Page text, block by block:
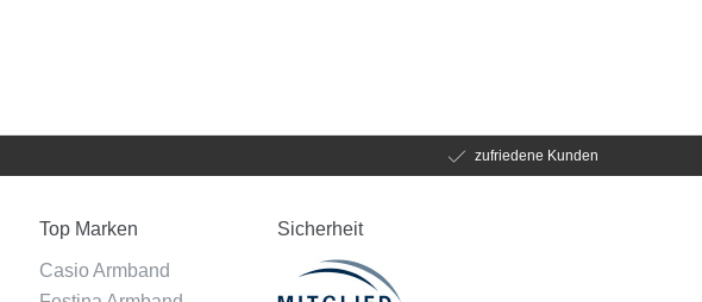
zufriedene Kunden
Top Marken
Casio Armband
Sicherheit